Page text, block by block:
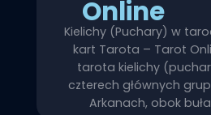
Online
Kielichy (Puchary) w
kart Tarota – Tarot
tarota kielichy
czterech głównych
Arkanach, obok